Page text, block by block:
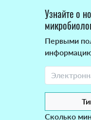
Узнайте о
Первыми
Сколько